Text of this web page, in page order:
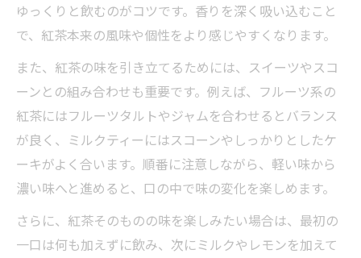
ゆっくりと飲むのがコツです。香りを深く吸い込むこと
で、紅茶本来の風味や個性をより感じやすくなります。
また、紅茶の味を引き立てるためには、スイーツやスコ
ーンとの組み合わせも重要です。例えば、フルーツ系の
紅茶にはフルーツタルトやジャムを合わせるとバランス
が良く、ミルクティーにはスコーンやしっかりとしたケ
ーキがよく合います。順番に注意しながら、軽い味から
濃い味へと進めると、口の中で味の変化を楽しめます。
さらに、紅茶そのものの味を楽しみたい場合は、最初の
一口は何も加えずに飲み、次にミルクやレモンを加えて